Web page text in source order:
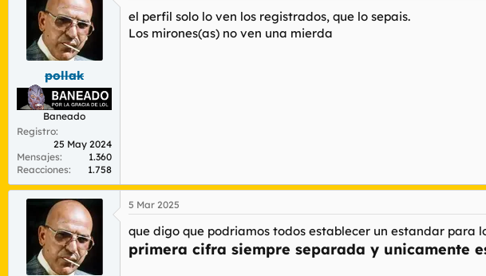
i
o
pollak
Baneado
Registro
25 May 2024
Mensajes
1.360
Reacciones
1.758
el perfil solo lo ven los registrados, que lo sepais.
Los mirones(as) no ven una mierda
5 Mar 2025
que digo que podriamos todos establecer un estandar para
primera cifra siempre separada y unicamente